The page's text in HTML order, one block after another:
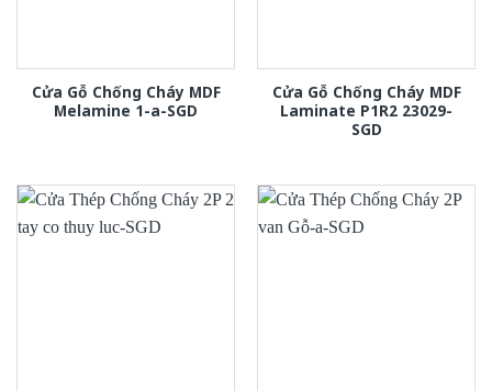
Cửa Gỗ Chống Cháy MDF
Melamine 1-a-SGD
Cửa Gỗ Chống Cháy MDF
Laminate P1R2 23029-
SGD